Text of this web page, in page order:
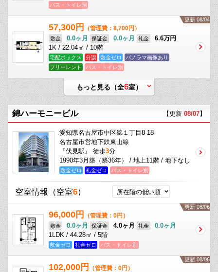
バス・トイレ別
更新 08/04
57,300円 （管理費：8,700円）
敷金 0.0ヶ月 保証金 0.0ヶ月 礼金
6.6万円
1K / 22.04㎡ / 10階
宅配ボックス 分譲 敷金ゼロ
パノラマ画像あり
フリーレント
バス・トイレ別
もっと見る（全6室）
錦ハーモニービル 【更新 08/07】
愛知県名古屋市中区錦１丁目8-18
名古屋市営地下鉄東山線
『伏見駅』 徒歩3分
1990年3月築（築36年） / 地上11階 / 地下なし
敷金ゼロ 礼金ゼロ バス・トイレ別
空室情報 （空室6）
更新 08/06
96,000円 （管理費：0円）
敷金 0.0ヶ月 保証金 4.0ヶ月 礼金
0.0ヶ月
1LDK / 44.28㎡ / 5階
敷金ゼロ 礼金ゼロ バス・トイレ別
更新 08/06
102,000円 （管理費：0円）